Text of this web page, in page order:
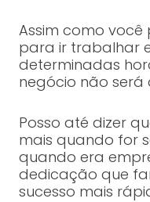
Assim como
para ir trabalhar
determinadas
negócio não será
Posso até dizer
mais quando for
quando era
dedicação que
sucesso mais